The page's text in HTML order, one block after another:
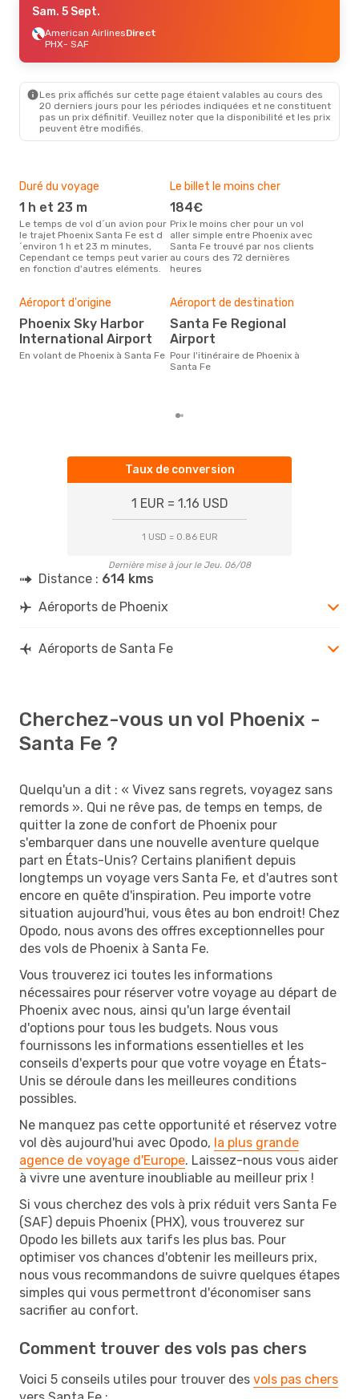
Sam. 5 Sept.
American AirlinesDirect
PHX- SAF
SAF- PHX
Sam. 5 Sept.
American AirlinesDirect
PHX- SAF
Les prix affichés sur cette page étaient valables au cours des
20 derniers jours pour les périodes indiquées et ne constituent
pas un prix définitif. Veuillez noter que la disponibilité et les prix
peuvent être modifiés.
Duré du voyage
1 h et 23 m
Le temps de vol d´un avion pour
le trajet Phoenix Santa Fe est d
´environ 1 h et 23 m minutes,
Cependant ce temps peut varier
en fonction d'autres eléments.
Le billet le moins cher
184€
Prix le moins cher pour un vol
aller simple entre Phoenix avec
Santa Fe trouvé par nos clients
au cours des 72 dernières
heures
Aéroport d'origine
Phoenix Sky Harbor
International Airport
En volant de Phoenix à Santa Fe
Aéroport de destination
Santa Fe Regional
Airport
Pour l'itinéraire de Phoenix à
Santa Fe
Taux de conversion
1 EUR = 1.16 USD
1 USD = 0.86 EUR
Dernière mise à jour le Jeu. 06/08
Distance : 614 kms
Aéroports de Phoenix
Aéroports de Santa Fe
Cherchez-vous un vol Phoenix -
Santa Fe ?
Quelqu'un a dit : « Vivez sans regrets, voyagez sans
remords ». Qui ne rêve pas, de temps en temps, de
quitter la zone de confort de Phoenix pour
s'embarquer dans une nouvelle aventure quelque
part en États-Unis? Certains planifient depuis
longtemps un voyage vers Santa Fe, et d'autres sont
encore en quête d'inspiration. Peu importe votre
situation aujourd'hui, vous êtes au bon endroit! Chez
Opodo, nous avons des offres exceptionnelles pour
des vols de Phoenix à Santa Fe.
Vous trouverez ici toutes les informations
nécessaires pour réserver votre voyage au départ de
Phoenix avec nous, ainsi qu'un large éventail
d'options pour tous les budgets. Nous vous
fournissons les informations essentielles et les
conseils d'experts pour que votre voyage en États-
Unis se déroule dans les meilleures conditions
possibles.
Ne manquez pas cette opportunité et réservez votre
vol dès aujourd'hui avec Opodo, la plus grande
agence de voyage d'Europe. Laissez-nous vous aider
à vivre une aventure inoubliable au meilleur prix !
Si vous cherchez des vols à prix réduit vers Santa Fe
(SAF) depuis Phoenix (PHX), vous trouverez sur
Opodo les billets aux tarifs les plus bas. Pour
optimiser vos chances d'obtenir les meilleurs prix,
nous vous recommandons de suivre quelques étapes
simples qui vous permettront d'économiser sans
sacrifier au confort.
Comment trouver des vols pas chers
Voici 5 conseils utiles pour trouver des vols pas chers